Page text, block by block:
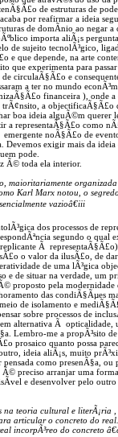
de estruturas de
por reafirmar a ideia
de domÃ­nio ao negar
importa aliÃ¡s
de sujeito tecnolÃ³gico,
e que depende, na arte
que experimenta para
circulaÃ§Ã£o e
a ter no mundo
financeira ), onde a
trÃ¢nsito, a
boa ideia alguÃ©m
a representaÃ§Ã£o como
noÃ§Ã£o de
Devemos exigir mais da
pode.
Ã© toda ela interior.
organizada
Karl Marx notou, o
vazioâ€iii
dos processos de
segundo o qual
Ã
o valor da ilusÃ£o, de
de uma lÃ³gica
e de situar na verdade, um
proposto pela modernidade
das condiÃ§Ãµes
de isolamento e
sobre processos de
alternativa Ã opticalidade,
Lembro-me a propÃ³sito
prosaico quanto possa
ideia aliÃ¡s, muito
como presenÃ§a,
preciso arranjar uma
e desenvolver pelo
na teoria cultural e literÃ¡ria
articular o concreto do
incorpÃ³reo do concreto